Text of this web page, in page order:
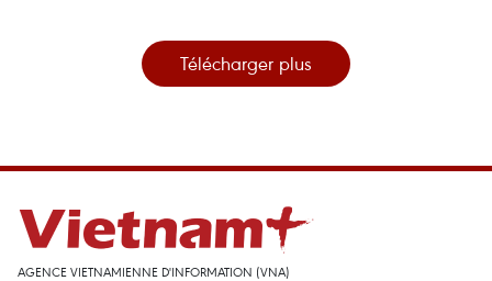
Télécharger plus
AGENCE VIETNAMIENNE D'INFORMATION (VNA)